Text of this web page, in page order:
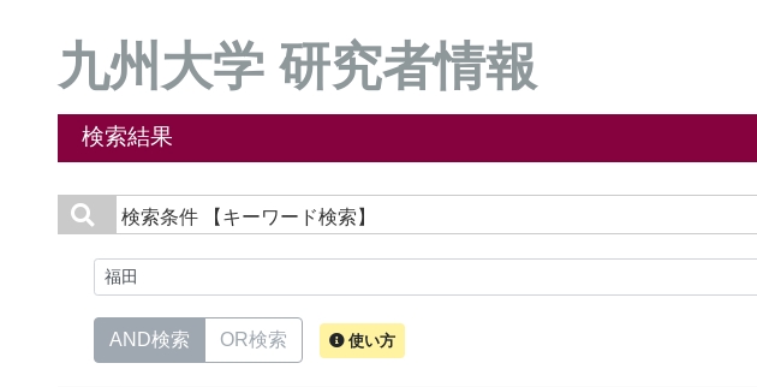
九州大学 研究者情報
検索結果
検索条件 【キーワード検索】
AND検索 OR検索 使い方